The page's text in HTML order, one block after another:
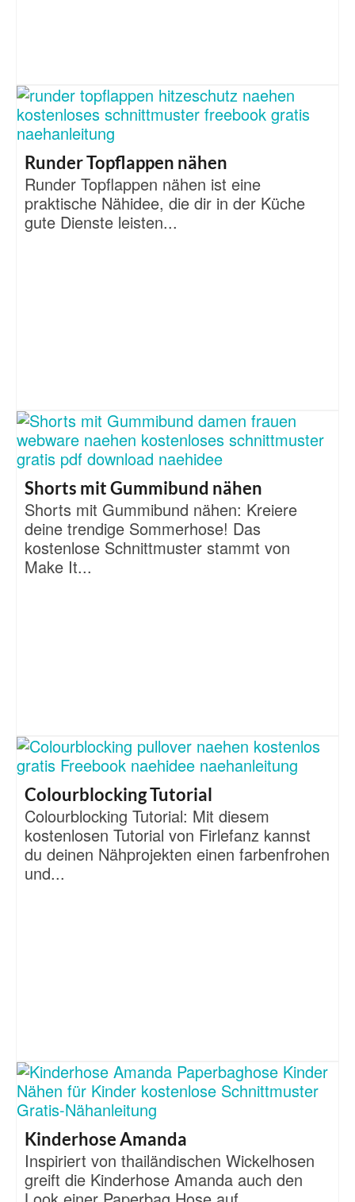
Runder Topflappen nähen
Runder Topflappen nähen ist eine
praktische Nähidee, die dir in der Küche
gute Dienste leisten...
Shorts mit Gummibund nähen
Shorts mit Gummibund nähen: Kreiere
deine trendige Sommerhose! Das
kostenlose Schnittmuster stammt von
Make It...
Colourblocking Tutorial
Colourblocking Tutorial: Mit diesem
kostenlosen Tutorial von Firlefanz kannst
du deinen Nähprojekten einen farbenfrohen
und...
Kinderhose Amanda
Inspiriert von thailändischen Wickelhosen
greift die Kinderhose Amanda auch den